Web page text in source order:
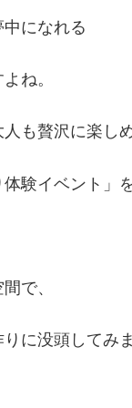
になれる
ね。
も贅沢に楽し
体験イベント」
で、
に没頭してみ